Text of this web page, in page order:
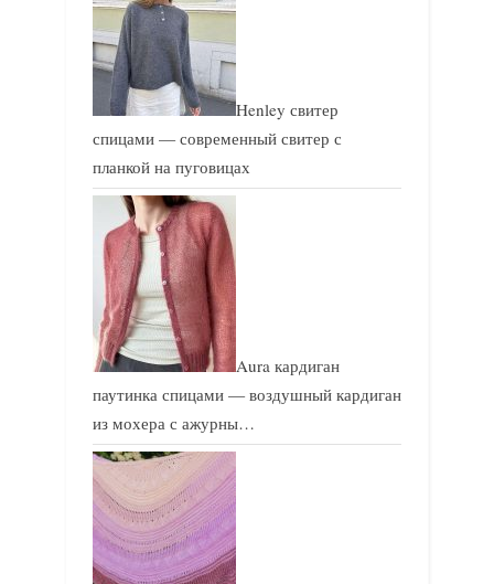
ь
:
Henley свитер
спицами — современный свитер с
планкой на пуговицах
Aura кардиган
паутинка спицами — воздушный кардиган
из мохера с ажурны…